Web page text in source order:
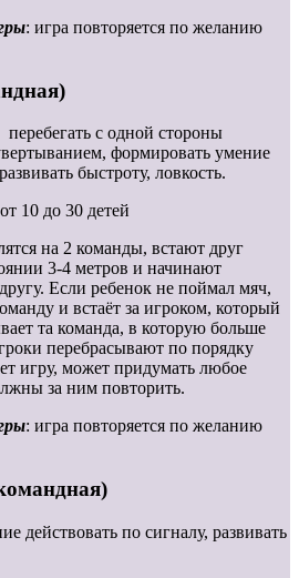
: игра повторяется по желанию
с одной стороны
формировать умение
быстроту, ловкость.
от 10 до 30 детей
на 2 команды, встают друг
3-4 метров и начинают
Если ребенок не поймал мяч,
и встаёт за игроком, который
та команда, в которую больше
перебрасывают по порядку
игру, может придумать любое
за ним повторить.
: игра повторяется по желанию
действовать по сигналу, развивать